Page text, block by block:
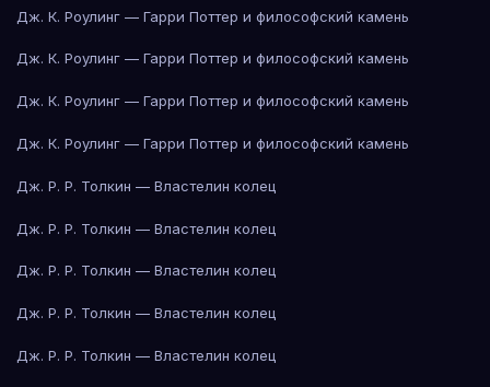
Дж. К. Роулинг — Гарри Поттер и философский камень
Дж. К. Роулинг — Гарри Поттер и философский камень
Дж. К. Роулинг — Гарри Поттер и философский камень
Дж. К. Роулинг — Гарри Поттер и философский камень
Дж. Р. Р. Толкин — Властелин колец
Дж. Р. Р. Толкин — Властелин колец
Дж. Р. Р. Толкин — Властелин колец
Дж. Р. Р. Толкин — Властелин колец
Дж. Р. Р. Толкин — Властелин колец